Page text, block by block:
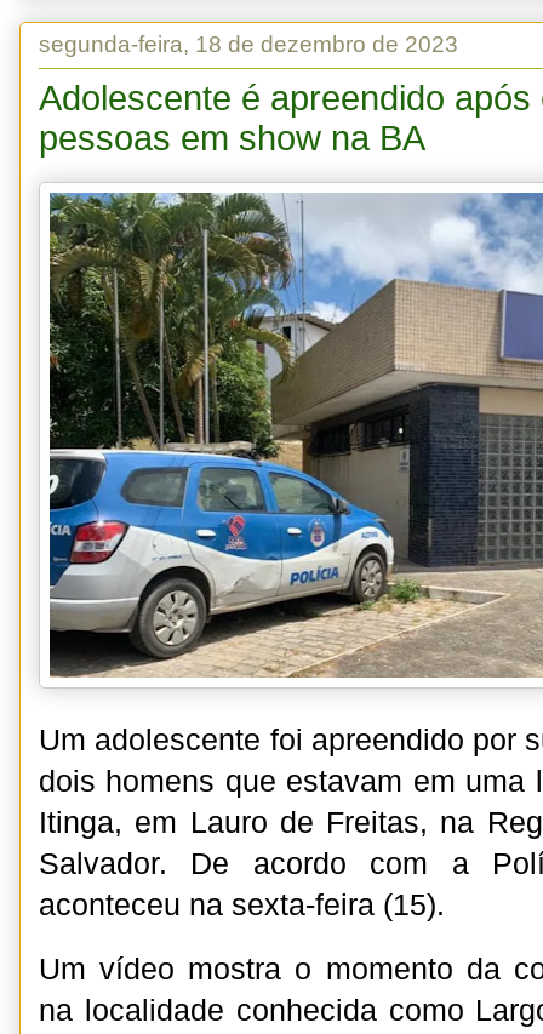
segunda-feira, 18 de dezembro de 2023
Adolescente é apreendido
pessoas em show na BA
Um adolescente foi apreendido por
dois homens que estavam em uma
Itinga, em Lauro de Freitas, na
Salvador. De acordo com a
aconteceu na sexta-feira (15).
Um vídeo mostra o momento da
na localidade conhecida como